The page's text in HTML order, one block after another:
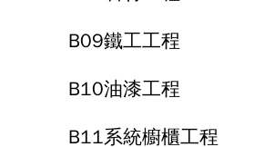
B09鐵工工程
B10油漆工程
B11系統櫥櫃工程